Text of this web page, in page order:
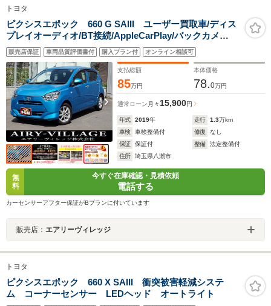
トヨタ
ピクシスエポック 660 G SAIII ユーザー買取車/ディス
プレイオーディオ/BT接続/AppleCarPlay/バックカメ
ラ/ETC/スマートアシストIII/衝突被害軽減ブレーキ/オート
ライト/LEDヘッドライト/前後ドラレコ/シートヒーター/
スマートキー×2/車検整備付
販売店保証 車両品質評価書付 購入プラン付 オンライン相談可
支払総額
85万円
本体価格
78.0万円
通常ローン 月々15,900円
年式 2019年 走行 1.3万km
車検
車検整備付 修復
なし
保証
保証付 整備
法定整備付
住所
埼玉県八潮市
無
料
今すぐ在庫確認・見積依頼
電話する
カーセンサーアフター保証がBプランに付いています
販売店： エアリーヴィレッジ
トヨタ
ピクシスエポック 660 X SAIII 衝突被害軽減システ
ム コーナーセンサー LEDヘッド オートライト